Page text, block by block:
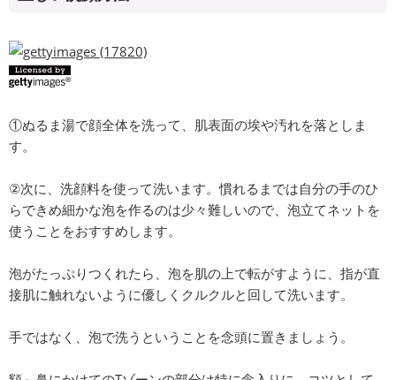
①ぬるま湯で顔全体を洗って、肌表面の埃や汚れを落としま
す。
②次に、洗顔料を使って洗います。慣れるまでは自分の手のひ
らできめ細かな泡を作るのは少々難しいので、泡立てネットを
使うことをおすすめします。
泡がたっぷりつくれたら、泡を肌の上で転がすように、指が直
接肌に触れないように優しくクルクルと回して洗います。
手ではなく、泡で洗うということを念頭に置きましょう。